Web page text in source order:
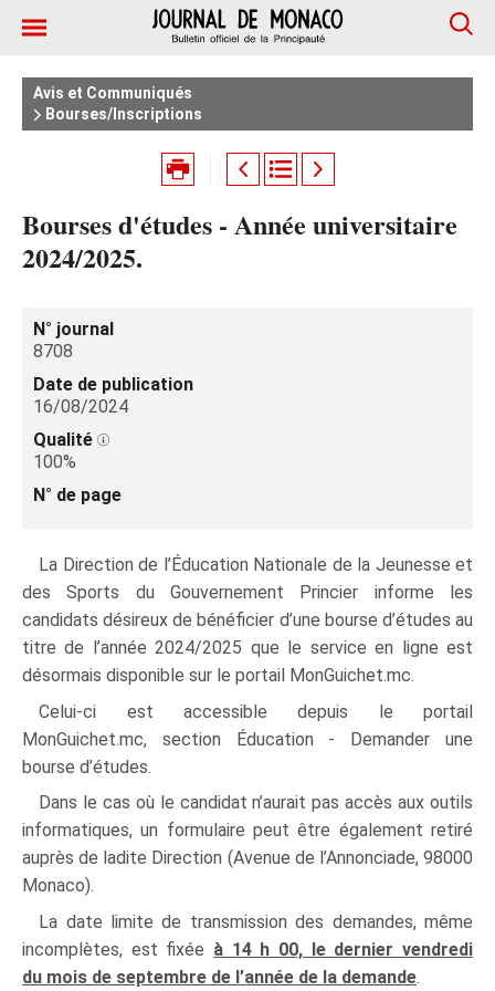
Avis et Communiqués
Bourses/Inscriptions
Bourses d'études - Année universitaire
2024/2025.
N° journal
8708
Date de publication
16/08/2024
Qualité
100%
N° de page
La Direction de l’Éducation Nationale de la Jeunesse et
des Sports du Gouvernement Princier informe les
candidats désireux de bénéficier d’une bourse d’études au
titre de l’année 2024/2025 que le service en ligne est
désormais disponible sur le portail MonGuichet.mc.
Celui‑ci est accessible depuis le portail
MonGuichet.mc, section Éducation - Demander une
bourse d’études.
Dans le cas où le candidat n’aurait pas accès aux outils
informatiques, un formulaire peut être également retiré
auprès de ladite Direction (Avenue de l’Annonciade, 98000
Monaco).
La date limite de transmission des demandes, même
incomplètes, est fixée à 14 h 00, le dernier vendredi
du mois de septembre de l’année de la demande.